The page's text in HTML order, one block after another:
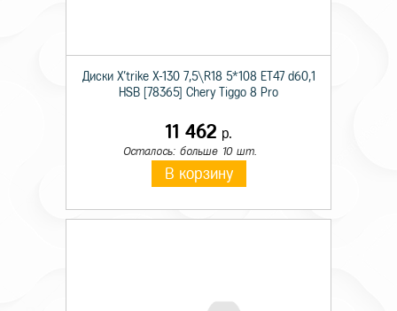
Диски X'trike X-130 7,5\R18 5*108 ET47 d60,1
HSB [78365] Chery Tiggo 8 Pro
11 462 р.
Осталось: больше 10 шт.
В корзину